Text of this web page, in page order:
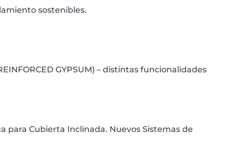
sostenibles.
GYPSUM) – distintas funcionalidades
para Cubierta Inclinada. Nuevos Sistemas de